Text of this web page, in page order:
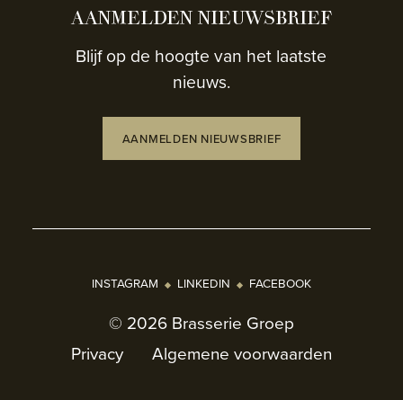
AANMELDEN NIEUWSBRIEF
Blijf op de hoogte van het laatste
nieuws.
AANMELDEN NIEUWSBRIEF
INSTAGRAM LINKEDIN FACEBOOK
© 2026 Brasserie Groep
Privacy
Algemene voorwaarden